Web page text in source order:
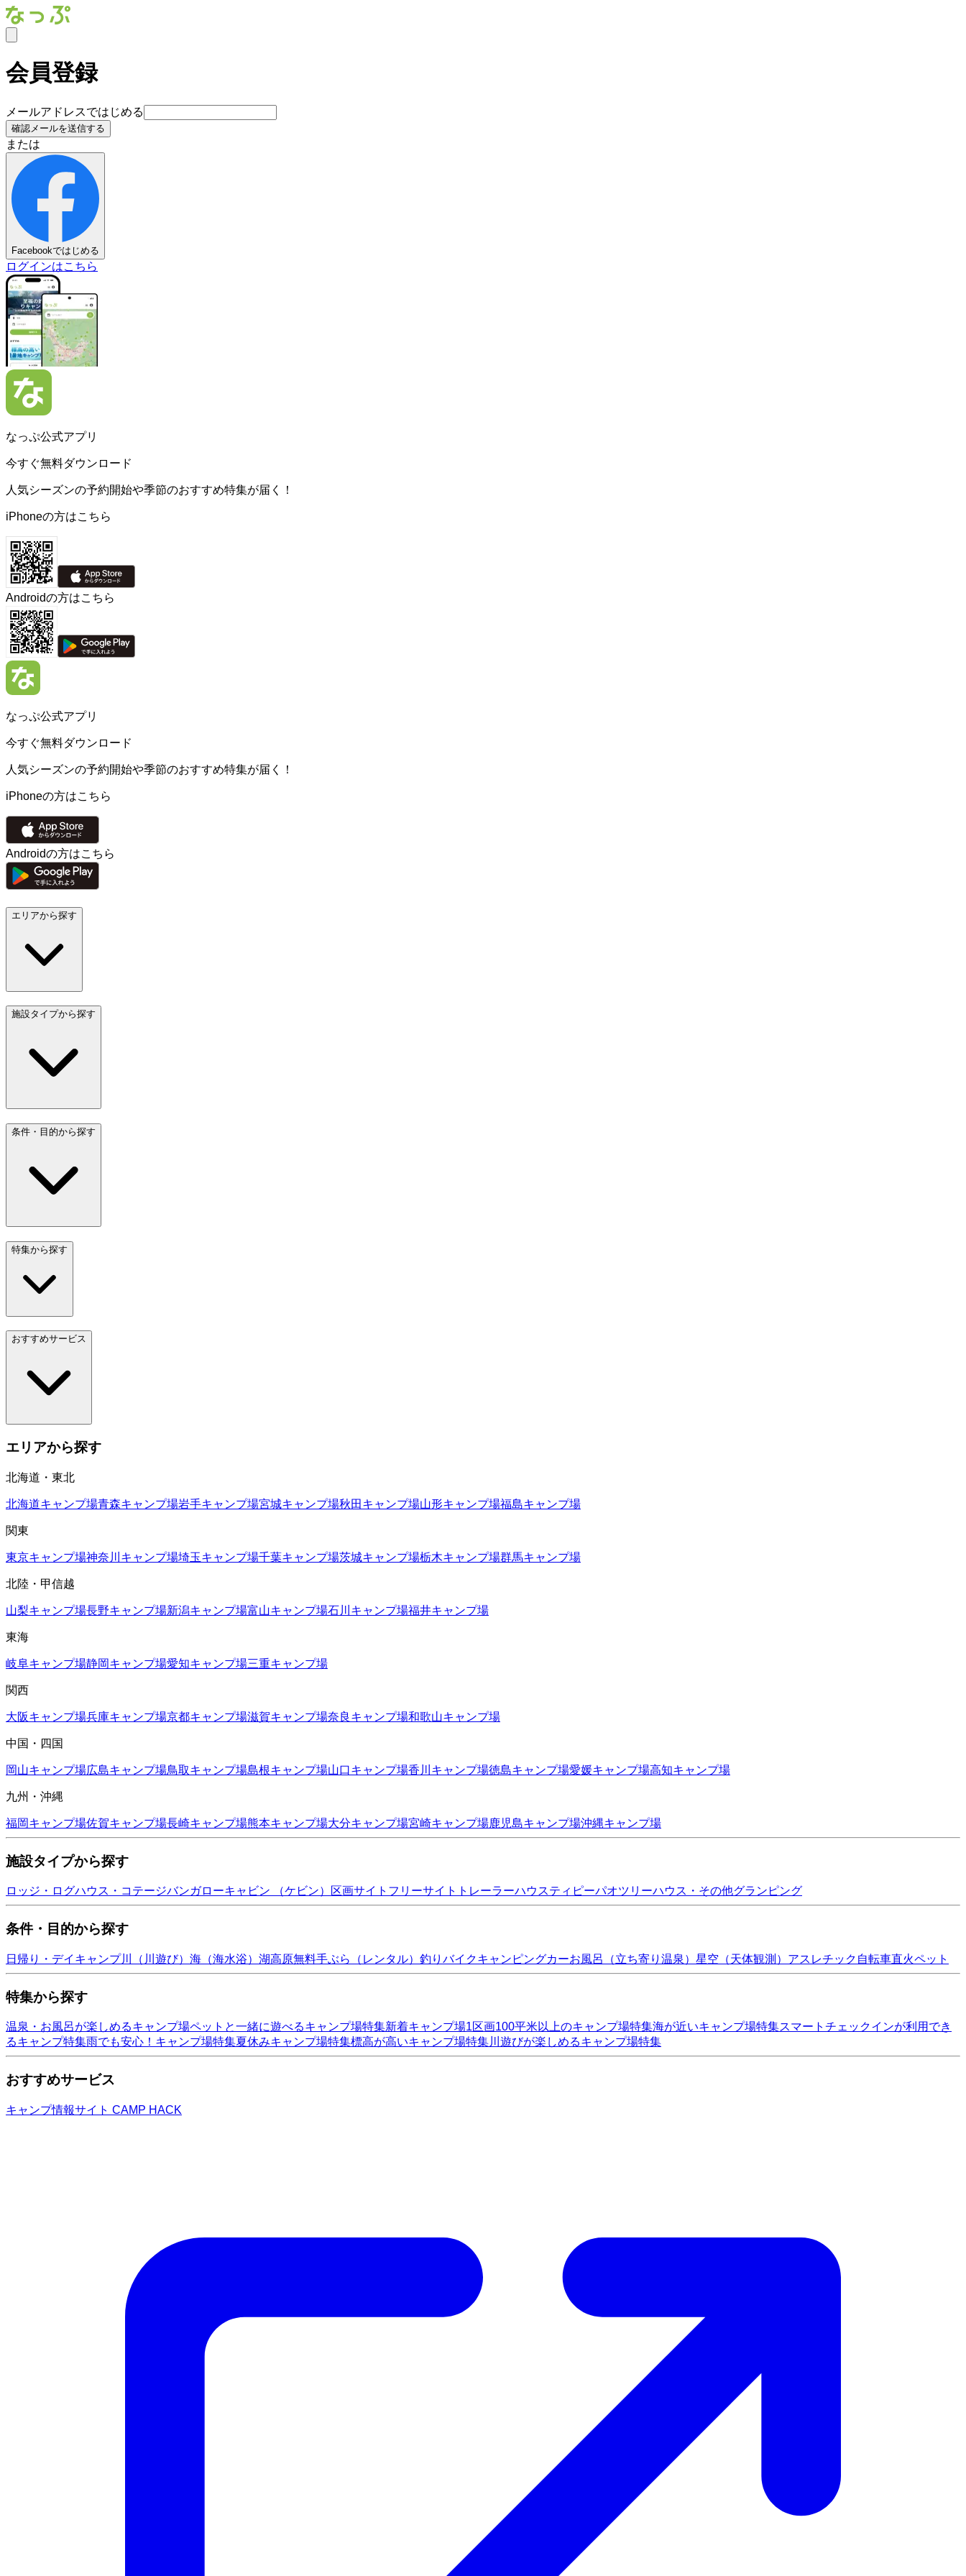
会員登録
メールアドレスではじめる
確認メールを送信する
または
Facebookではじめる
ログインはこちら
なっぷ公式アプリ
今すぐ無料ダウンロード
人気シーズンの予約開始や季節のおすすめ特集が届く！
iPhoneの方はこちら
Androidの方はこちら
なっぷ公式アプリ
今すぐ無料ダウンロード
人気シーズンの予約開始や季節のおすすめ特集が届く！
iPhoneの方はこちら
Androidの方はこちら
エリアから探す
施設タイプから探す
条件・目的から探す
特集から探す
おすすめサービス
エリアから探す
北海道・東北
北海道キャンプ場青森キャンプ場岩手キャンプ場宮城キャンプ場秋田 キャンプ場山形キャンプ場福島キャンプ場
関東
東京キャンプ場神奈川 キャンプ場埼玉キャンプ場千葉キャンプ場茨城キャンプ場栃木キャンプ場群馬キャンプ場
北陸・甲信越
山梨キャンプ場長野キャンプ場新潟キャンプ場富山キャンプ場石川 キャンプ場福井キャンプ場
東海
岐阜キャンプ場静岡キャンプ場愛知キャンプ場三重キャンプ場
関西
大阪キャンプ場兵庫キャンプ場京都キャンプ場滋賀キャンプ場奈良 キャンプ場和歌山キャンプ場
中国・四国
岡山キャンプ場広島キャンプ場鳥取キャンプ場島根キャンプ場山口キャンプ場香川 キャンプ場徳島キャンプ場愛媛キャンプ場高知キャンプ場
九州・沖縄
福岡キャンプ場佐賀キャンプ場長崎キャンプ場熊本キャンプ場大分キャンプ場宮崎キャンプ場鹿児島キャンプ場沖縄キャンプ場
施設タイプから探す
ロッジ・ログハウス・コテージバンガローキャビン （ケビン） 区画サイト フリーサイト トレーラーハウスティピーパオツリーハウス・その他グランピング
条件・目的から探す
日帰り・デイキャンプ川（川遊び） 海（海水浴） 湖高原無料手ぶら（レンタル） 釣り バイクキャンピングカーお風呂（立ち寄り温泉） 星空（天体観測） アスレチック 自転車直火ペット
特集から探す
温泉・お風呂が楽しめるキャンプ場ペットと一緒に遊べるキャンプ場特集新着キャンプ場1区画100平米以上のキャンプ場特集海が近いキャンプ場特集スマートチェックインが利用でき
るキャンプ特集雨でも安心！キャンプ場特集夏休みキャンプ場特集標高が高いキャンプ場特集川遊びが楽しめるキャンプ場特集
おすすめサービス
キャンプ情報サイト CAMP HACK